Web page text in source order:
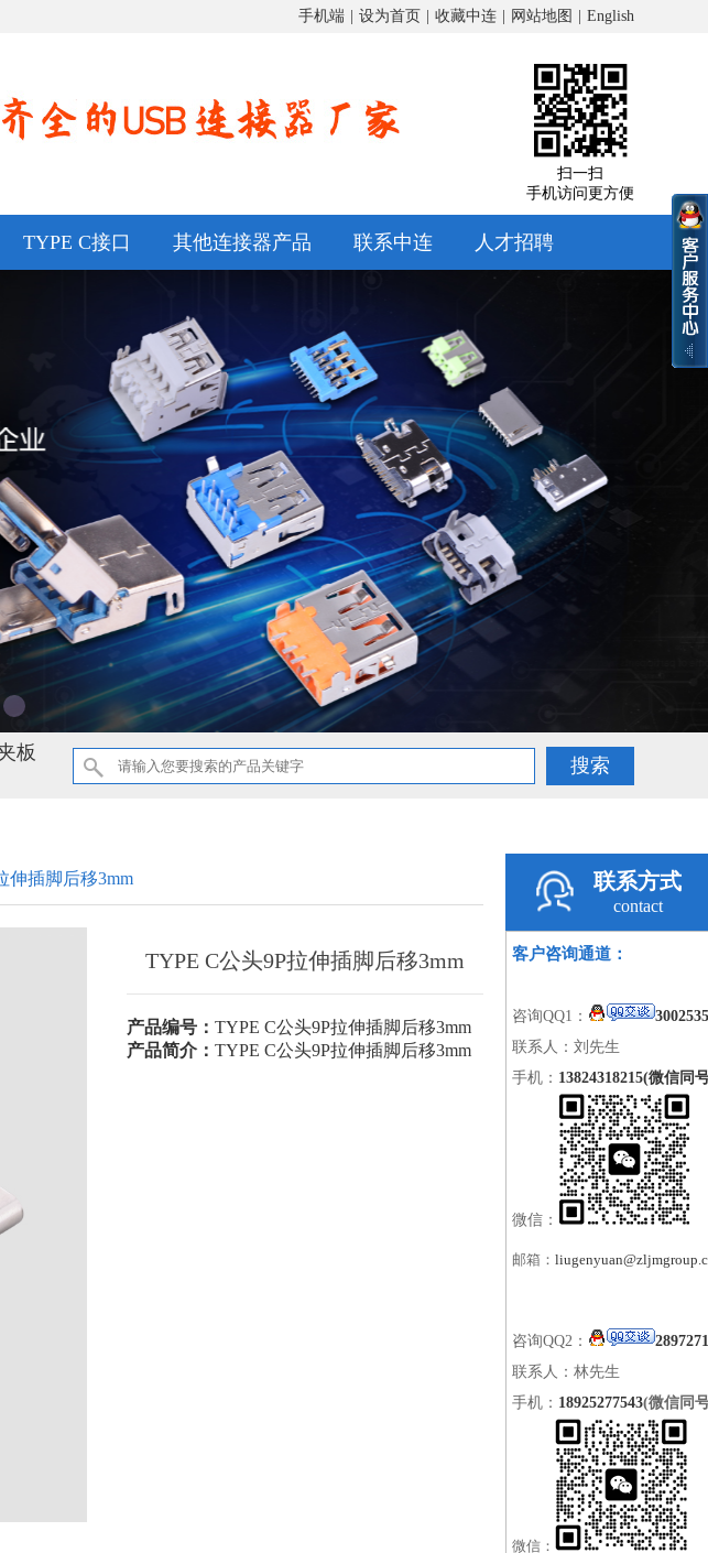
手机端 设为首页 收藏中连 网站地图 English
扫一扫
手机访问更方便
TYPE C接口 其他连接器产品 联系中连 人才招聘
板
伸插脚后移3mm
TYPE C公头9P拉伸插脚后移3mm
产品编号： TYPE C公头9P拉伸插脚后移3mm
产品简介： TYPE C公头9P拉伸插脚后移3mm
联系方式
contact
客户咨询通道：
咨询QQ1：
联系人：刘先生
手机： 13824318215(微信同
微信：
邮箱：
咨询QQ2：
联系人：林先生
手机： 18925277543(微信同
微信：